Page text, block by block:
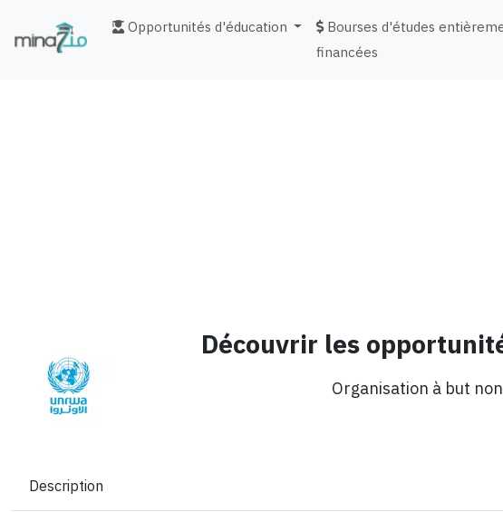
Opportunités d'éducation
Bourses d'études
financées
Découvrir les
Organisation à but
Description